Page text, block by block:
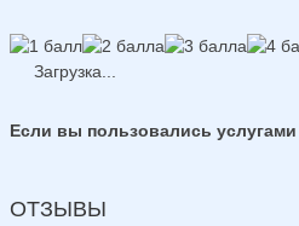
Загрузка...
Если вы пользовались
ОТЗЫВЫ